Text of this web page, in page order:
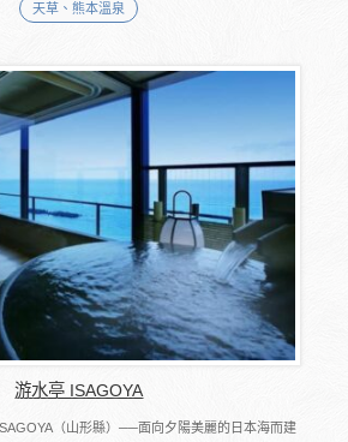
天草、熊本溫泉
游水亭 ISAGOYA
（山形縣）──面向夕陽美麗的日本海而建